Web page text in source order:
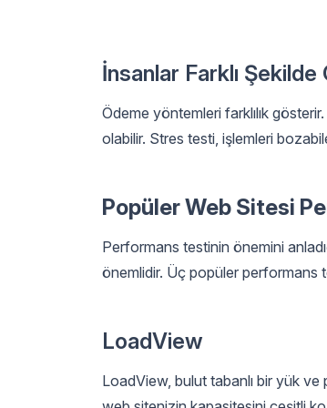
İnsanlar Farklı
Ödeme yöntemleri farklılık
olabilir. Stres testi, işlemleri
Popüler Web Sitesi
Performans testinin önemini
önemlidir. Üç popüler performans
LoadView
LoadView, bulut tabanlı bir yük ve